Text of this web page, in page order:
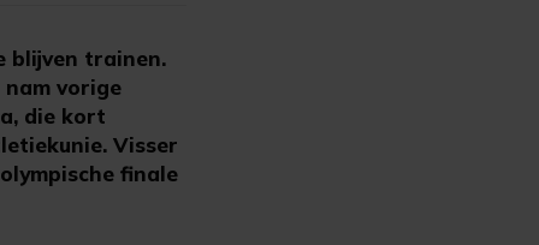
blijven trainen.
vorige
die kort
Visser
finale